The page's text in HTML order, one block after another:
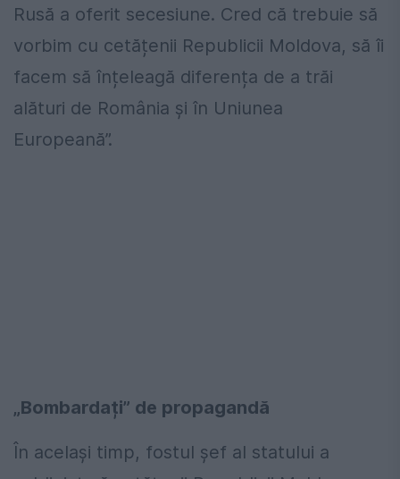
Rusă a oferit secesiune. Cred că trebuie să
vorbim cu cetățenii Republicii Moldova, să îi
facem să înțeleagă diferența de a trăi
alături de România și în Uniunea
Europeană”.
„Bombardați” de propagandă
În același timp, fostul șef al statului a